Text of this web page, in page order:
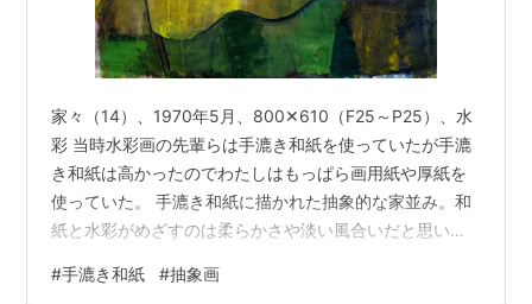
家々（14）、1970年5月、800✕610（F25～P25）、水
彩 当時水彩画の先輩らは手漉き和紙を使っていたが手漉
き和紙は高かったのでわたしはもっぱら画用紙や厚紙を
使っていた。 手漉き和紙に描かれた抽象的な家並み。和
紙と水彩がめざすのは柔らかさや淡い風合いだと思いま
代に水彩から油彩へ転向しました。 ランキング参加中絵
#手漉き和紙 #抽象画